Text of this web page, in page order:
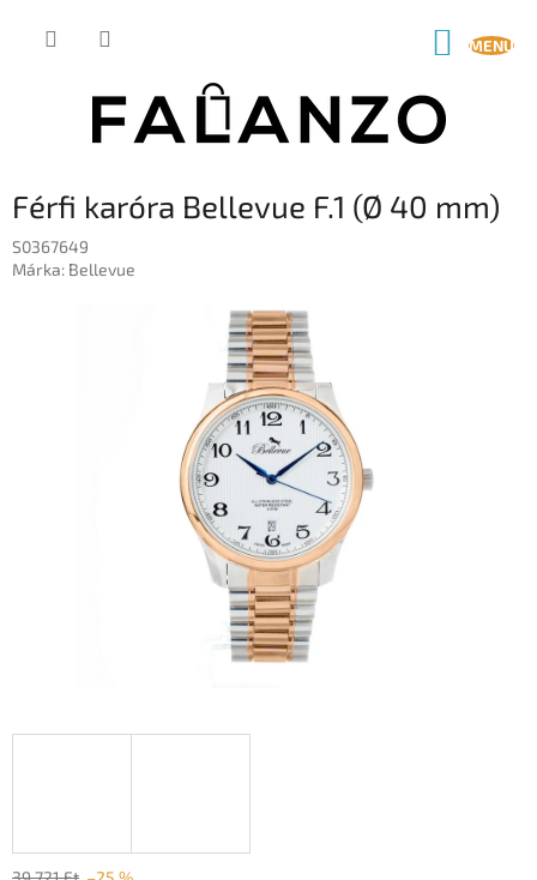
KOSÁR
Férfi karóra Bellevue F.1 (Ø 40 mm)
S0367649
Márka: Bellevue